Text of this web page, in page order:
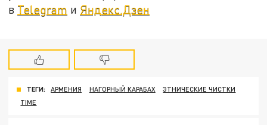
в Telegram и Яндекс.Дзен
ТЕГИ: АРМЕНИЯ НАГОРНЫЙ КАРАБАХ
ЭТНИЧЕСКИЕ ЧИСТКИ
TIME